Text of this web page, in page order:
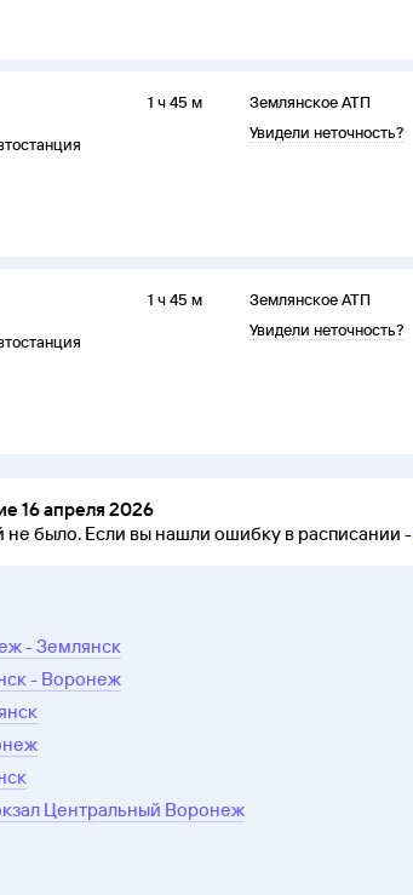
1 ч 45 м
Землянское АТП
Увидели неточность?
1 ч 45 м
Землянское АТП
Увидели неточность?
16 апреля 2026
не было. Если вы нашли ошибку в расписании -
- Землянск
- Воронеж
Центральный Воронеж